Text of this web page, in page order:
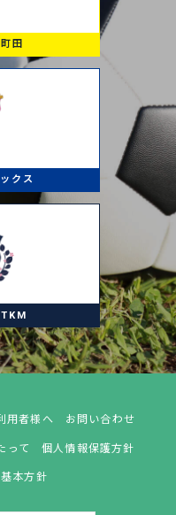
田
クス
用者様へ
お問い合わせ
って
個人情報保護方針
本方針